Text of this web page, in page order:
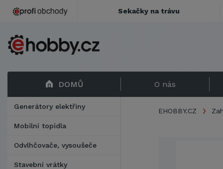
DOMŮ O nás
Generátory elektřiny
Mobilní topidla
Odvlhčovače, vysoušeče
Stavební vrátky
EHOBBY.CZ
Sekačky na trávu